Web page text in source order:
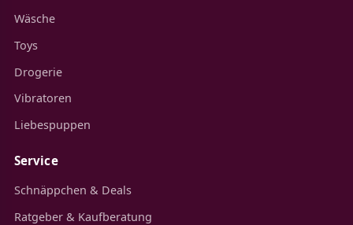
Wäsche
Toys
Drogerie
Vibratoren
Liebespuppen
Service
Schnäppchen & Deals
Ratgeber & Kaufberatung